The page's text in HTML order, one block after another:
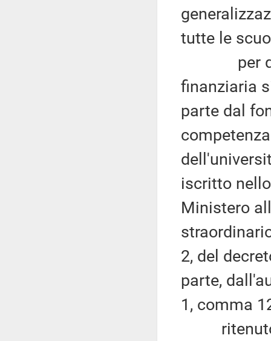
tutte le
per
finanziaria
parte dal
iscritto
Ministero
2, del
parte,
1, comma
ritenuto